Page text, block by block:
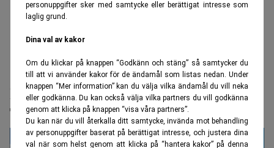
personuppgifter sker med samtycke eller berättigat intresse som
laglig grund.
Dina val av kakor
Om du klickar på knappen “Godkänn och stäng” så samtycker du
till att vi använder kakor för de ändamål som listas nedan. Under
knappen “Mer information” kan du välja vilka ändamål du vill neka
eller godkänna. Du kan också välja vilka partners du vill godkänna
genom att klicka på knappen “visa våra partners”.
Du kan när du vill återkalla ditt samtycke, invända mot behandling
av personuppgifter baserat på berättigat intresse, och justera dina
val när som helst genom att klicka på “hantera kakor” på denna
Realtid.se Börs & finans
Reportrar stäms – skrev om brister på
Trumps lyxplan